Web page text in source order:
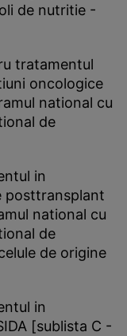
de nutritie -
tratamentul
oncologice
national cu
de
in
posttransplant
national cu
de
de origine
in
[sublista C -